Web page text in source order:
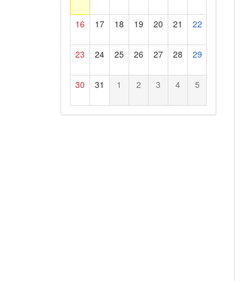
16 17 18 19 20 21 22
23 24 25 26 27 28 29
30 31 1 2 3 4 5